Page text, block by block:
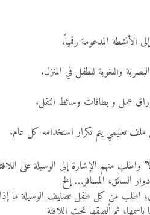
واللغوية للطفل في المنزل.
عمل و بطاقات وسائط النقل.
تعليمي يتم تكرار استخدامه كل عام.
منهم الإشارة إلى الوسيلة على
السائق، المسافر… إلخ
اطلب من كل طفل تصنيف الوسيلة ما
ثم ألصقها تحت اللافتة